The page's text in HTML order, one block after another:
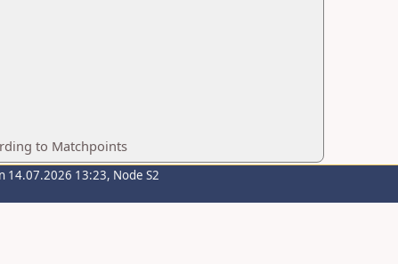
to Matchpoints
14.07.2026 13:23, Node S2